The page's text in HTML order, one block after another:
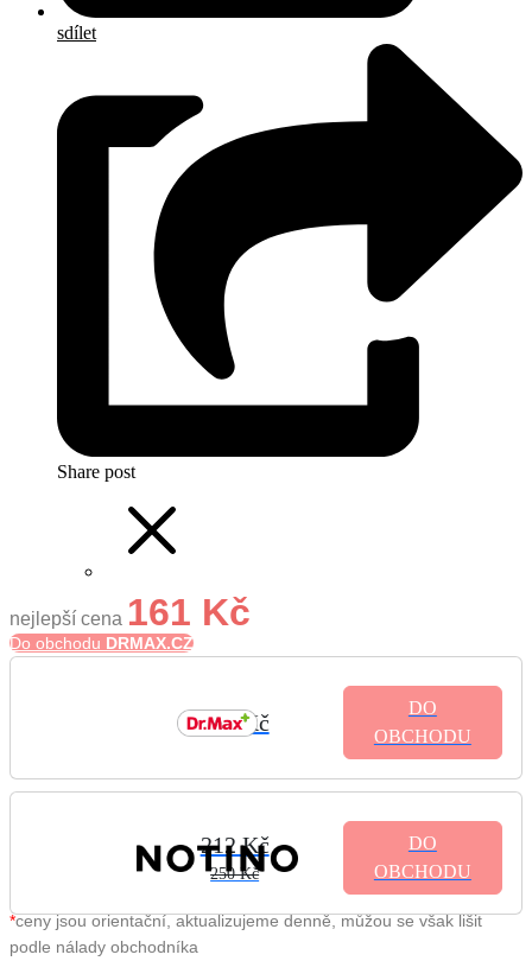
sdílet
Share post
nejlepší cena 161 Kč
Do obchodu DRMAX.CZ
161 Kč
DO
OBCHODU
212 Kč
250 Kč
DO
OBCHODU
*ceny jsou orientační, aktualizujeme denně, můžou se však lišit
podle nálady obchodníka